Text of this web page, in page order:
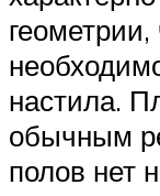
настила.
обычным
полов нет